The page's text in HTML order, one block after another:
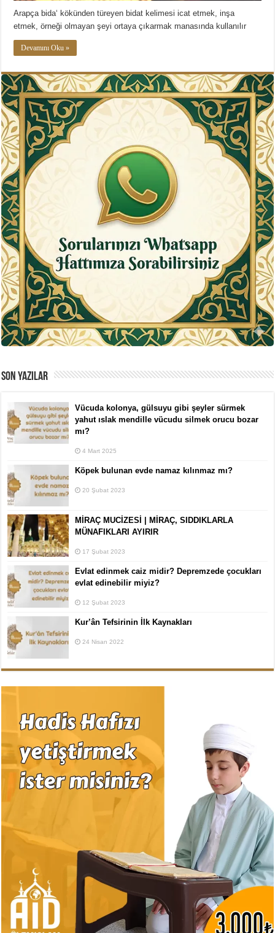
Arapça bida‘ kökünden türeyen bidat kelimesi icat etmek, inşa
etmek, örneği olmayan şeyi ortaya çıkarmak manasında kullanılır
Devamını Oku »
SON YAZILAR
Vücuda kolonya, gülsuyu gibi şeyler sürmek
yahut ıslak mendille vücudu silmek orucu bozar
mı?
4 Mart 2025
Köpek bulunan evde namaz kılınmaz mı?
20 Şubat 2023
MİRAÇ MUCİZESİ | MİRAÇ, SIDDIKLARLA
MÜNAFIKLARI AYIRIR
17 Şubat 2023
Evlat edinmek caiz midir? Depremzede çocukları
evlat edinebilir miyiz?
12 Şubat 2023
Kur’ân Tefsirinin İlk Kaynakları
24 Nisan 2022